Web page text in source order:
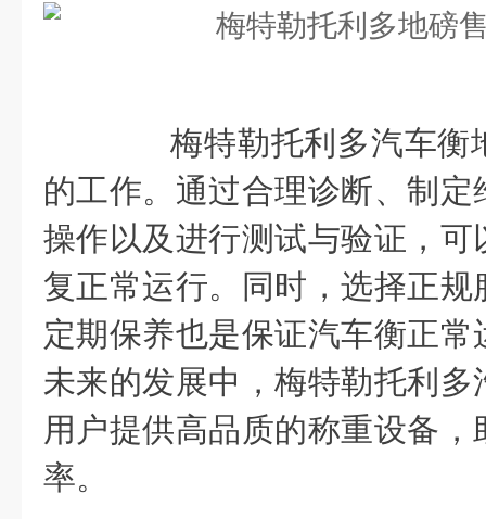
梅特勒托利多汽车衡
的工作。通过合理诊断、制
操作以及进行测试与验证，
复正常运行。同时，选择正
定期保养也是保证汽车衡正
未来的发展中，梅特勒托利
用户提供高品质的称重设备
率。